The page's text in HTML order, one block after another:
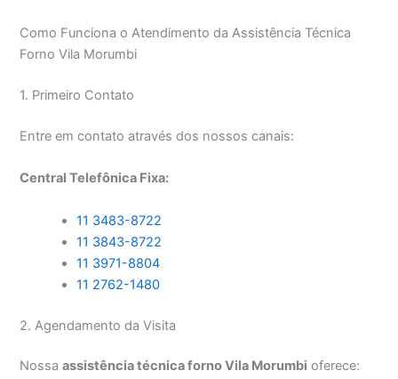
Como Funciona o Atendimento da Assistência Técnica
Forno Vila Morumbi
1. Primeiro Contato
Entre em contato através dos nossos canais:
Central Telefônica Fixa:
11 3483-8722
11 3843-8722
11 3971-8804
11 2762-1480
2. Agendamento da Visita
Nossaassistência técnica forno Vila Morumbi oferece: